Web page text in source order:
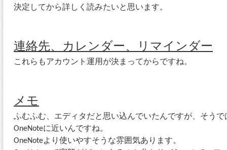
決定してから詳しく読みたいと思います。
連絡先、カレンダー、リマインダー
これらもアカウント運用が決まってからですね。
メモ
ふむふむ、エディタだと思い込んでいたんですが、そう
OneNoteに近いんですね。
OneNoteより使いやすそうな雰囲気あります。